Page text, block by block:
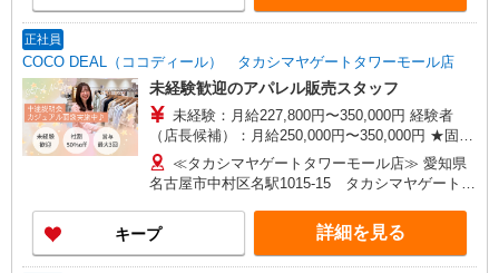
正社員
COCO DEAL（ココディール） タカシマヤゲートタワーモール店
未経験歓迎のアパレル販売スタッフ
未経験：月給227,800円〜350,000円 経験者
（店長候補）：月給250,000円〜350,000円 ★固定
残業手当：28,800円（月給に含む） ※経験・能力
考慮 ※固定残業時間は1ヶ月あたり20時間、超過
時は追加で残業手当支給 ※月3万円まで交通費支
給 ※試用期間（2〜3ヶ月）も同条件 【手当】固
定残業手当／資格手当／店舗職制手当／住宅手当
（実家外かつ賃貸の場合のみ別途支給）※入社時
≪タカシマヤゲートタワーモール店≫ 愛知県
名古屋市中村区名駅1015-15 タカシマヤゲートタ
キープ 詳細を見る